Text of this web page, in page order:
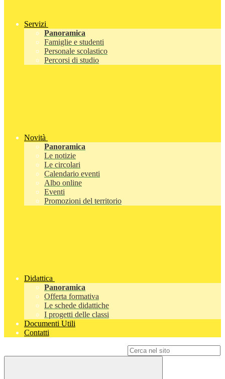
Servizi
Panoramica
Famiglie e studenti
Personale scolastico
Percorsi di studio
Novità
Panoramica
Le notizie
Le circolari
Calendario eventi
Albo online
Eventi
Promozioni del territorio
Didattica
Panoramica
Offerta formativa
Le schede didattiche
I progetti delle classi
Documenti Utili
Contatti